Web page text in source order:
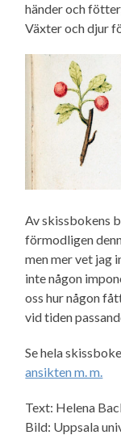
händer och
Växter och djur
Av skissbokens
förmodligen
men mer vet jag
inte någon
oss hur någon
vid tiden
Se hela
ansikten m. m.
Text: Helena
Bild: Uppsala